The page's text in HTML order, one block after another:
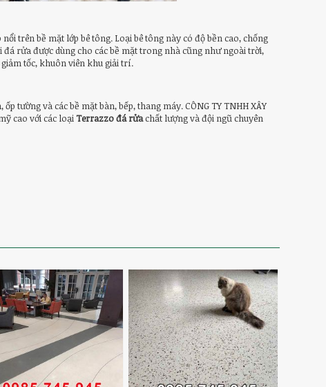
trên bề mặt lớp bê tông. Loại bê tông này có độ bền cao, chống
rửa được dùng cho các bề mặt trong nhà cũng như ngoài trời,
tốc, khuôn viên khu giải trí.
tường và các bề mặt bàn, bếp, thang máy. CÔNG TY TNHH XÂY
cao với các loạiTerrazzo đá rửachất lượng và đội ngũ chuyên